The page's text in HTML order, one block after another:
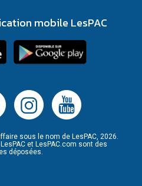
mobile LesPAC
sous le nom de LesPAC, 2026.
et LesPAC.com sont des
déposées.